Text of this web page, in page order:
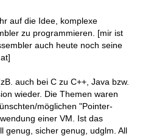
auf die Idee, komplexe
zu programmieren. [mir ist
auch heute noch seine
auch bei C zu C++, Java bzw.
wieder. Die Themen waren
möglichen "Pointer-
einer VM. Ist das
genug, sicher genug, udglm. All